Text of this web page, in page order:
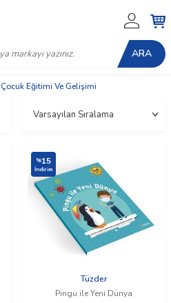
ARA
Çocuk Eğitimi Ve Gelişimi
%15
İndirim
Tüzder
Pingu ile Yeni Dünya